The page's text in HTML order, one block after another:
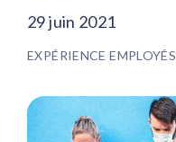
29 juin 2021
EXPÉRIENCE EMPLOYÉS